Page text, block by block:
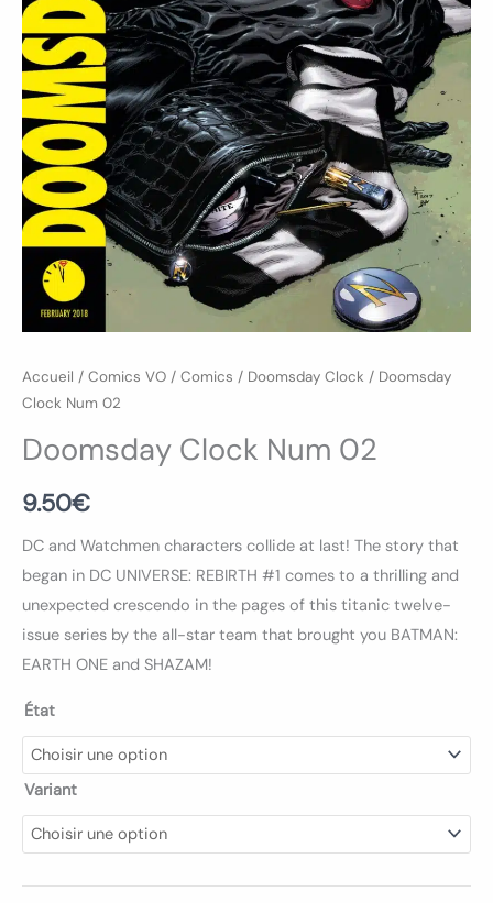
Accueil / Comics VO / Comics / Doomsday Clock / Doomsday
Clock Num 02
Doomsday Clock Num 02
9.50€
DC and Watchmen characters collide at last! The story that
began in DC UNIVERSE: REBIRTH #1 comes to a thrilling and
unexpected crescendo in the pages of this titanic twelve-
issue series by the all-star team that brought you BATMAN:
EARTH ONE and SHAZAM!
État
Variant